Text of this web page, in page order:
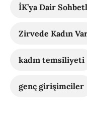
İK’ya Dair
Zirvede Kadın
kadın temsiliyeti
genç girişimciler